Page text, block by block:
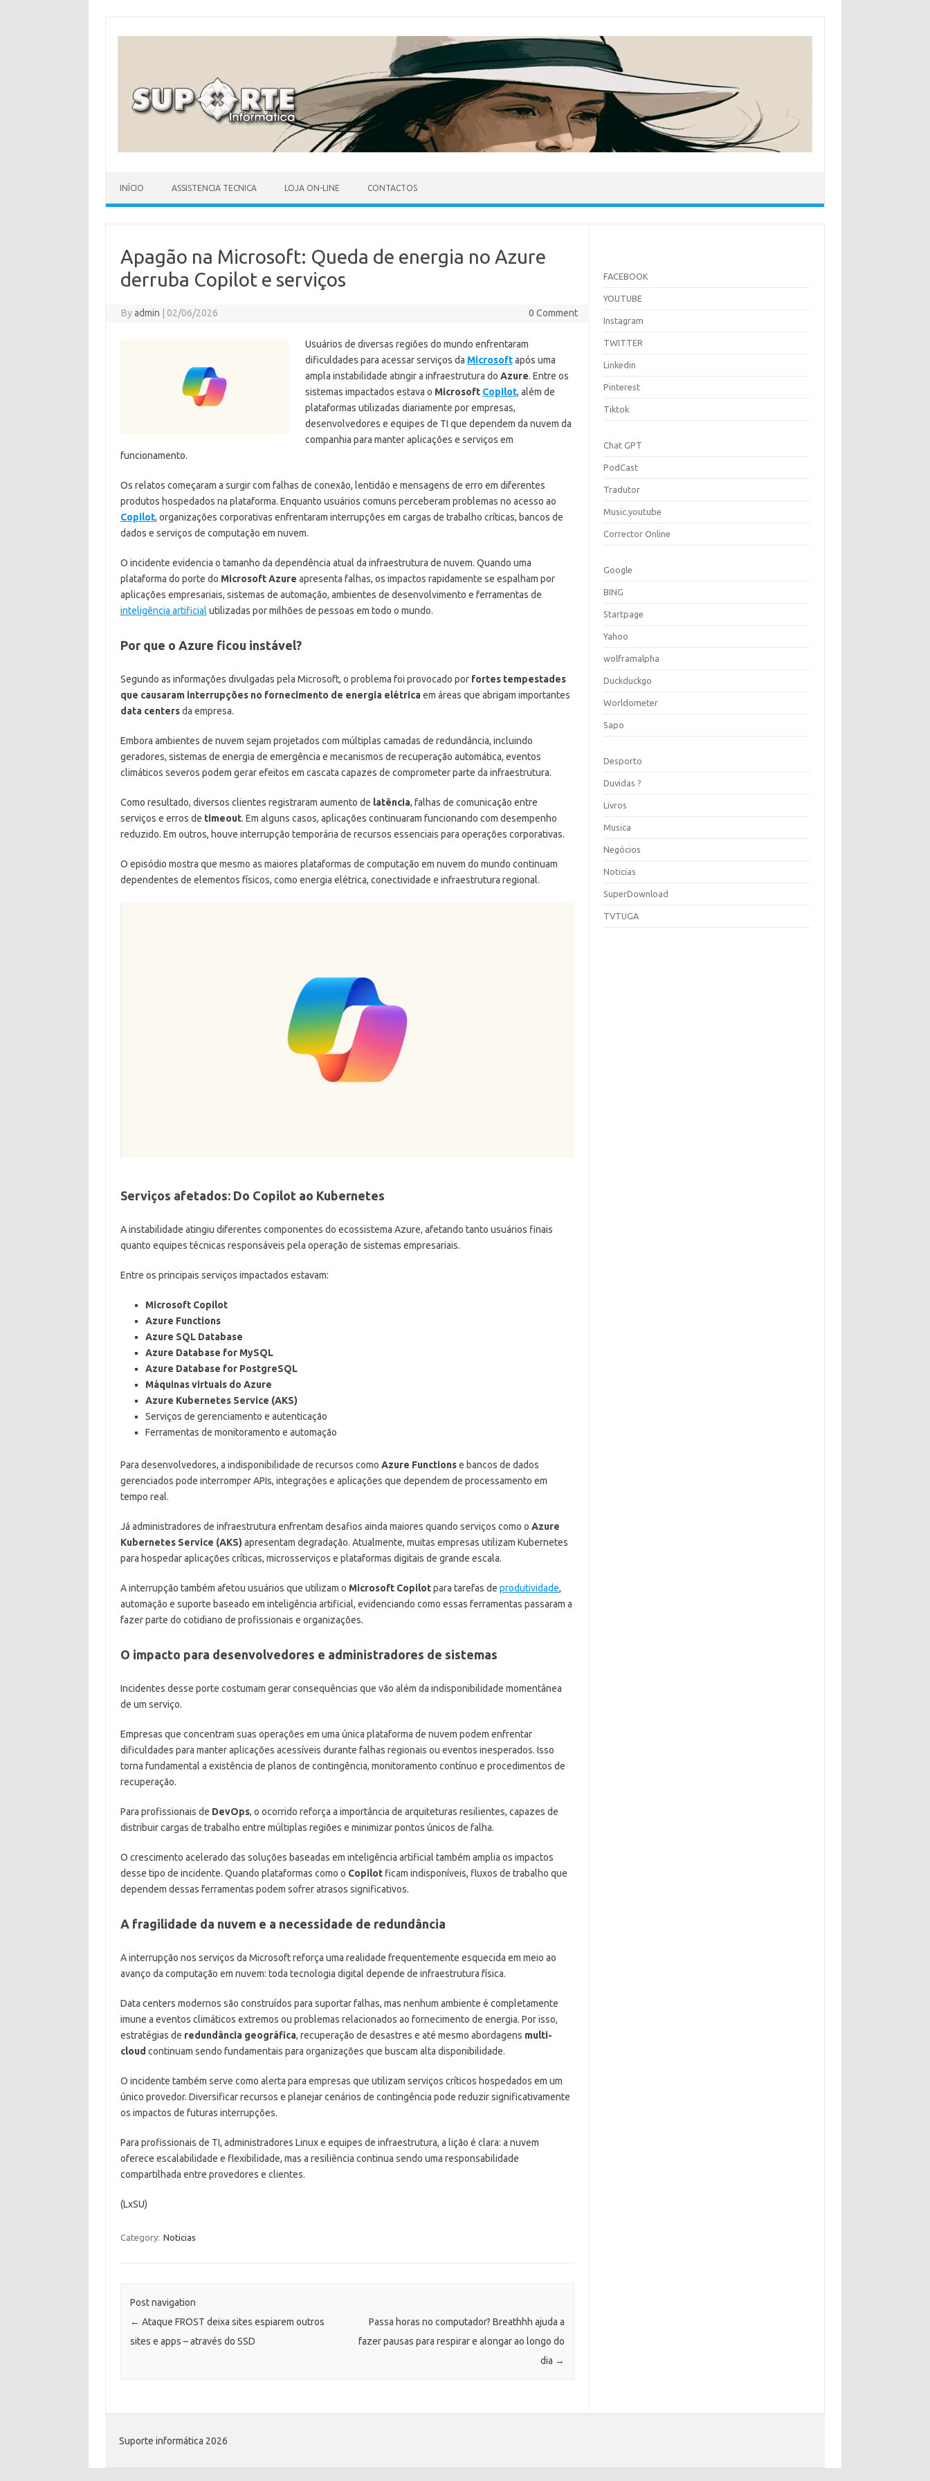
INÍCIO ASSISTENCIA TECNICA LOJA ON-LINE CONTACTOS
Apagão na Microsoft: Queda de energia no Azure
derruba Copilot e serviços
Byadmin 02/06/2026 0 Comment
Usuários de diversas regiões do mundo enfrentaram
dificuldades para acessar serviços da Microsoftapós uma
ampla instabilidade atingir a infraestrutura do Azure. Entre os
sistemas impactados estava o Microsoft Copilot, além de
plataformas utilizadas diariamente por empresas,
desenvolvedores e equipes de TI que dependem da nuvem da
companhia para manter aplicações e serviços em
funcionamento.
Os relatos começaram a surgir com falhas de conexão, lentidão e mensagens de erro em diferentes
produtos hospedados na plataforma. Enquanto usuários comuns perceberam problemas no acesso ao
Copilot, organizações corporativas enfrentaram interrupções em cargas de trabalho críticas, bancos de
dados e serviços de computação em nuvem.
O incidente evidencia o tamanho da dependência atual da infraestrutura de nuvem. Quando uma
plataforma do porte do Microsoft Azure apresenta falhas, os impactos rapidamente se espalham por
aplicações empresariais, sistemas de automação, ambientes de desenvolvimento e ferramentas de
inteligência artificial utilizadas por milhões de pessoas em todo o mundo.
Por que o Azure ficou instável?
Segundo as informações divulgadas pela Microsoft, o problema foi provocado por fortes tempestades
que causaram interrupções no fornecimento de energia elétricaem áreas que abrigam importantes
data centersda empresa.
Embora ambientes de nuvem sejam projetados com múltiplas camadas de redundância, incluindo
geradores, sistemas de energia de emergência e mecanismos de recuperação automática, eventos
climáticos severos podem gerar efeitos em cascata capazes de comprometer parte da infraestrutura.
Como resultado, diversos clientes registraram aumento de latência, falhas de comunicação entre
serviços e erros de timeout. Em alguns casos, aplicações continuaram funcionando com desempenho
reduzido. Em outros, houve interrupção temporária de recursos essenciais para operações corporativas.
O episódio mostra que mesmo as maiores plataformas de computação em nuvem do mundo continuam
dependentes de elementos físicos, como energia elétrica, conectividade e infraestrutura regional.
Serviços afetados: Do Copilot ao Kubernetes
A instabilidade atingiu diferentes componentes do ecossistema Azure, afetando tanto usuários finais
quanto equipes técnicas responsáveis pela operação de sistemas empresariais.
Entre os principais serviços impactados estavam:
Microsoft Copilot
Azure Functions
Azure SQL Database
Azure Database for MySQL
Azure Database for PostgreSQL
Máquinas virtuais do Azure
Azure Kubernetes Service (AKS)
Serviços de gerenciamento e autenticação
Ferramentas de monitoramento e automação
Para desenvolvedores, a indisponibilidade de recursos como Azure Functionse bancos de dados
gerenciados pode interromper APIs, integrações e aplicações que dependem de processamento em
tempo real.
Já administradores de infraestrutura enfrentam desafios ainda maiores quando serviços como o Azure
Kubernetes Service (AKS) apresentam degradação. Atualmente, muitas empresas utilizam Kubernetes
para hospedar aplicações críticas, microsserviços e plataformas digitais de grande escala.
A interrupção também afetou usuários que utilizam o Microsoft Copilotpara tarefas de produtividade,
automação e suporte baseado em inteligência artificial, evidenciando como essas ferramentas passaram a
fazer parte do cotidiano de profissionais e organizações.
O impacto para desenvolvedores e administradores de sistemas
Incidentes desse porte costumam gerar consequências que vão além da indisponibilidade momentânea
de um serviço.
Empresas que concentram suas operações em uma única plataforma de nuvem podem enfrentar
dificuldades para manter aplicações acessíveis durante falhas regionais ou eventos inesperados. Isso
torna fundamental a existência de planos de contingência, monitoramento contínuo e procedimentos de
recuperação.
Para profissionais de DevOps, o ocorrido reforça a importância de arquiteturas resilientes, capazes de
distribuir cargas de trabalho entre múltiplas regiões e minimizar pontos únicos de falha.
O crescimento acelerado das soluções baseadas em inteligência artificial também amplia os impactos
desse tipo de incidente. Quando plataformas como o Copilotficam indisponíveis, fluxos de trabalho que
dependem dessas ferramentas podem sofrer atrasos significativos.
A fragilidade da nuvem e a necessidade de redundância
A interrupção nos serviços da Microsoft reforça uma realidade frequentemente esquecida em meio ao
avanço da computação em nuvem: toda tecnologia digital depende de infraestrutura física.
Data centers modernos são construídos para suportar falhas, mas nenhum ambiente é completamente
imune a eventos climáticos extremos ou problemas relacionados ao fornecimento de energia. Por isso,
estratégias de redundância geográfica, recuperação de desastres e até mesmo abordagens multi-
cloud continuam sendo fundamentais para organizações que buscam alta disponibilidade.
O incidente também serve como alerta para empresas que utilizam serviços críticos hospedados em um
único provedor. Diversificar recursos e planejar cenários de contingência pode reduzir significativamente
os impactos de futuras interrupções.
Para profissionais de TI, administradores Linux e equipes de infraestrutura, a lição é clara: a nuvem
oferece escalabilidade e flexibilidade, mas a resiliência continua sendo uma responsabilidade
compartilhada entre provedores e clientes.
(LxSU)
Category: Noticias
Post navigation
← Ataque FROST deixa sites espiarem outros
sites e apps – através do SSD
Passa horas no computador? Breathhh ajuda a
fazer pausas para respirar e alongar ao longo do
dia →
FACEBOOK
YOUTUBE
Instagram
TWITTER
Linkedin
Pinterest
Tiktok
Chat GPT
PodCast
Tradutor
Music.youtube
Corrector Online
Google
BING
Startpage
Yahoo
wolframalpha
Duckduckgo
Worldometer
Sapo
Desporto
Duvidas ?
Livros
Musica
Negócios
Noticias
SuperDownload
TVTUGA
Suporte informática 2026